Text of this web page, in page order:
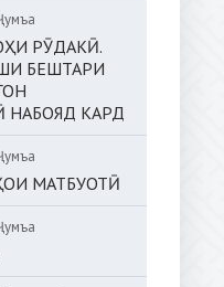
РӮДАКӢ.
БЕШТАРИ
НАБОЯД КАРД
МАТБУОТӢ